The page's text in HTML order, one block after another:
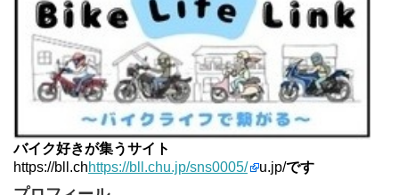
バイク好きが集うサイト
https://bll.chhttps://bll.chu.jp/sns0005/ u.jp/です